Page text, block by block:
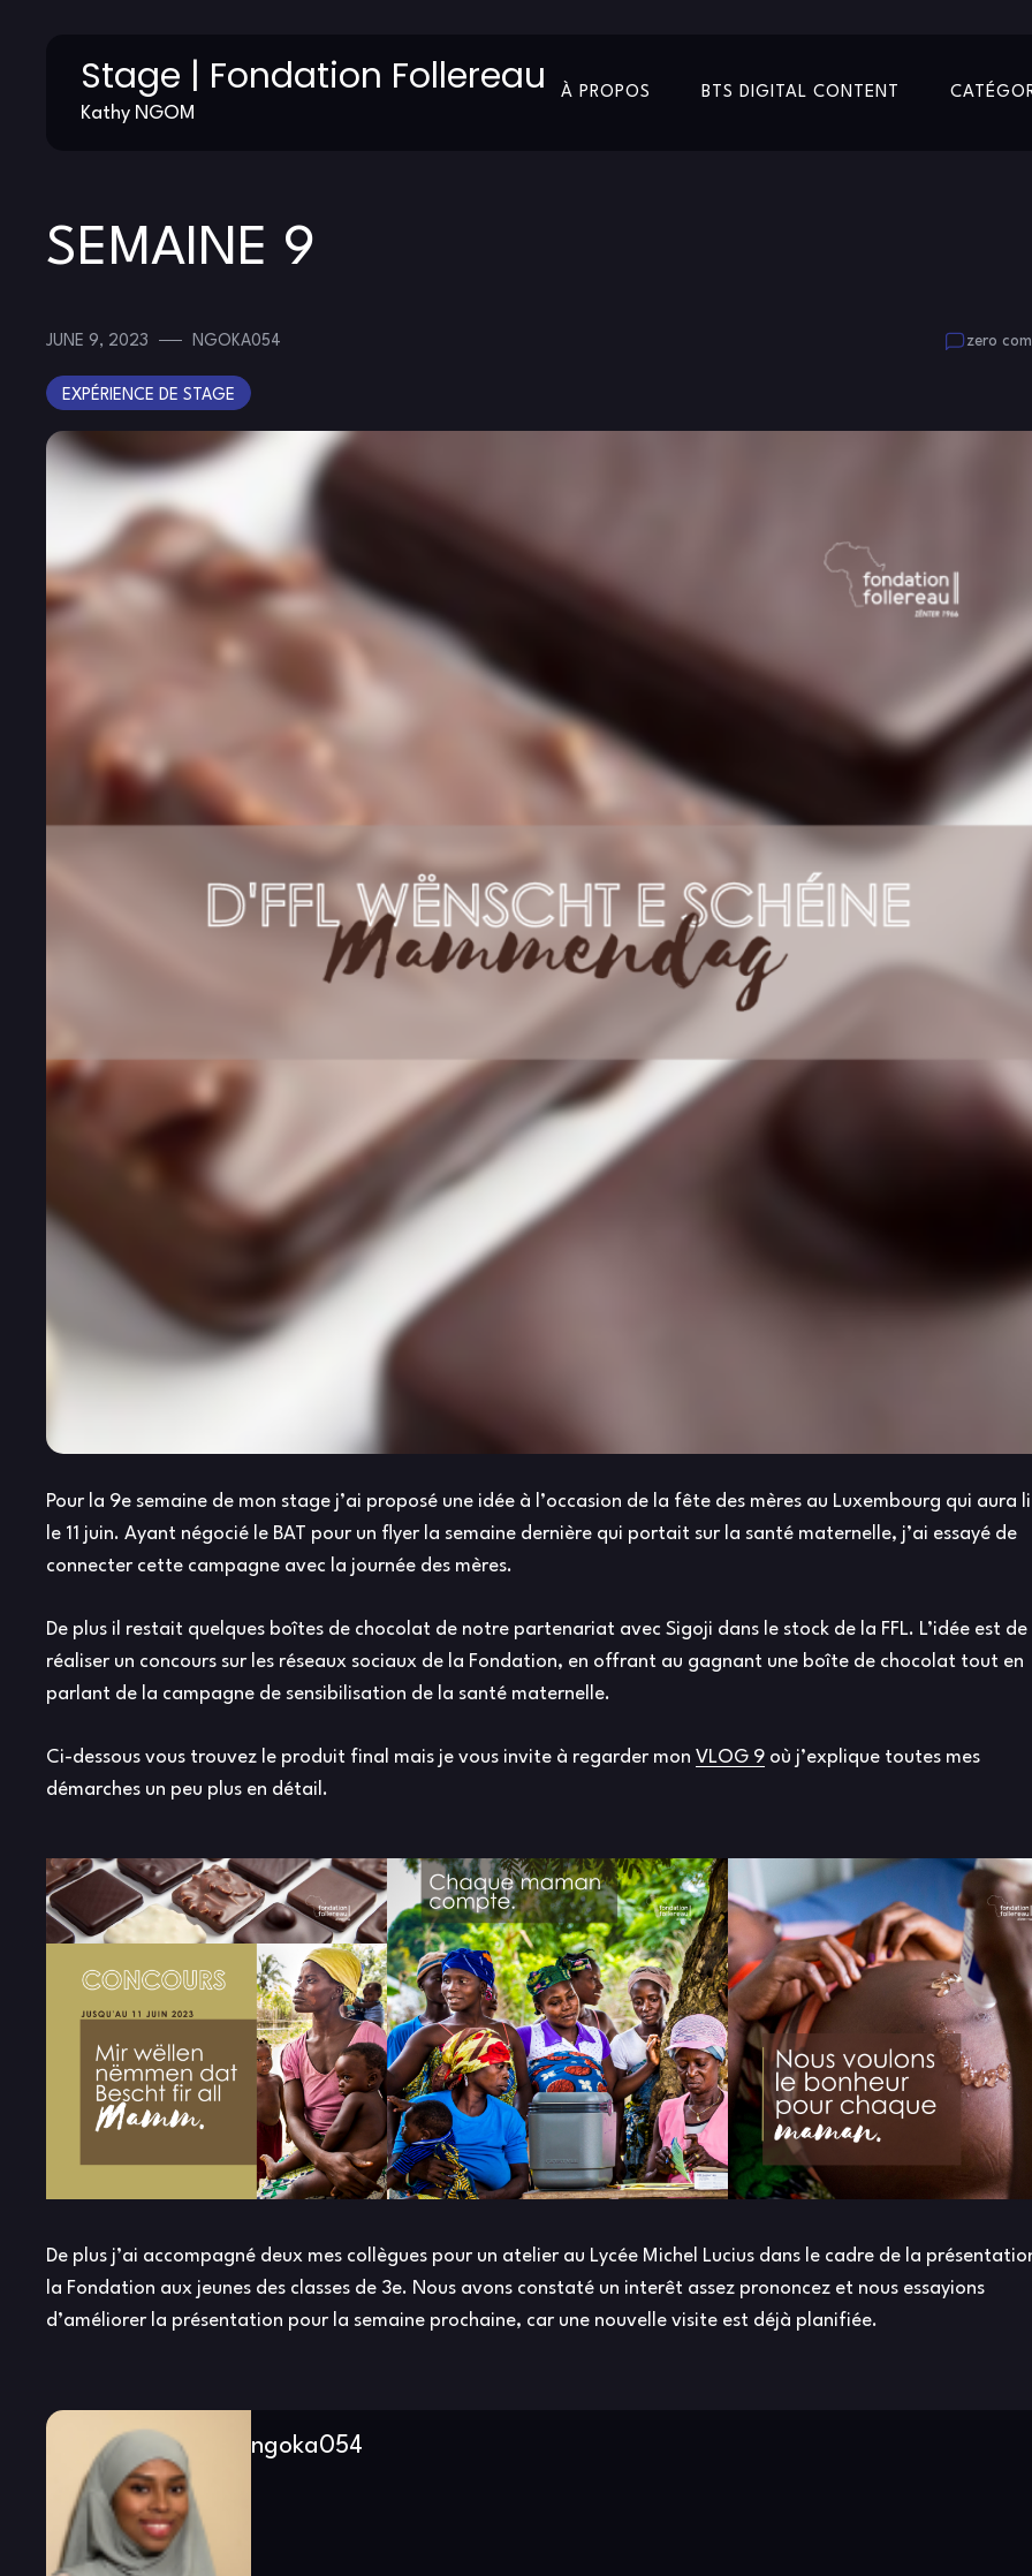
Stage | Fondation Follereau
Kathy NGOM
À PROPOS BTS DIGITAL CONTENT
SEMAINE 9
JUNE 9, 2023 NGOKA054 zero
EXPÉRIENCE DE STAGE
Pour la 9e semaine de mon stage j’ai proposé une idée à l’occasion de la fête des mères au Luxembourg qui aura
le 11 juin. Ayant négocié le BAT pour un flyer la semaine dernière qui portait sur la santé maternelle, j’ai essayé de
connecter cette campagne avec la journée des mères.
De plus il restait quelques boîtes de chocolat de notre partenariat avec Sigoji dans le stock de la FFL. L’idée est de
réaliser un concours sur les réseaux sociaux de la Fondation, en offrant au gagnant une boîte de chocolat tout en
parlant de la campagne de sensibilisation de la santé maternelle.
Ci-dessous vous trouvez le produit final mais je vous invite à regarder mon VLOG 9 où j’explique toutes mes
démarches un peu plus en détail.
De plus j’ai accompagné deux mes collègues pour un atelier au Lycée Michel Lucius dans le cadre de la
la Fondation aux jeunes des classes de 3e. Nous avons constaté un interêt assez prononcez et nous essayions
d’améliorer la présentation pour la semaine prochaine, car une nouvelle visite est déjà planifiée.
ngoka054